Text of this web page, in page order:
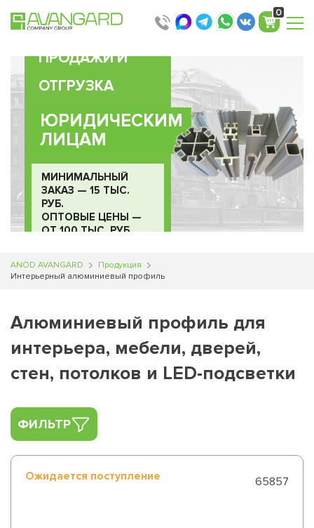
0
ПРОДАЖИ И
ОТГРУЗКА
ЮРИДИЧЕСКИМ
ЛИЦАМ
МИНИМАЛЬНЫЙ
ЗАКАЗ — 15 ТЫС.
РУБ.
ОПТОВЫЕ ЦЕНЫ —
ОТ 100 ТЫС. РУБ.
ANOD AVANGARD
Продукция
Интерьерный алюминиевый профиль
Алюминиевый профиль для
интерьера, мебели, дверей,
стен, потолков и LED-подсветки
ФИЛЬТР
Ожидается поступление 65857